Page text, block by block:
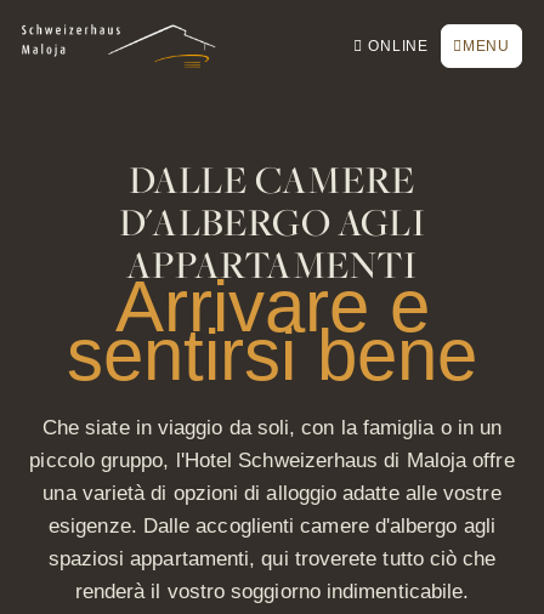
CHIUDERE
Prenotare online
Webcam
ONLINE MENU
DALLE CAMERE
D'ALBERGO AGLI
APPARTAMENTI
Arrivare e
sentirsi bene
Che siate in viaggio da soli, con la famiglia o in un
piccolo gruppo, l'Hotel Schweizerhaus di Maloja offre
una varietà di opzioni di alloggio adatte alle vostre
esigenze. Dalle accoglienti camere d'albergo agli
spaziosi appartamenti, qui troverete tutto ciò che
renderà il vostro soggiorno indimenticabile.